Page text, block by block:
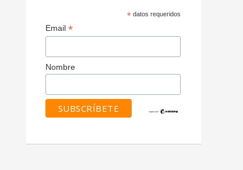
* datos requeridos
Email *
Nombre